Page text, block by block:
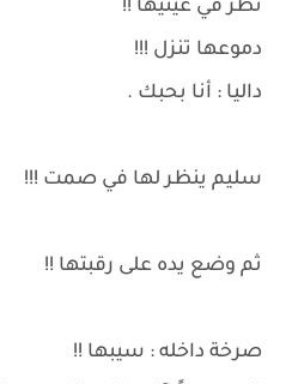
نظر في عينيها !!
دموعها تنزل !!!
داليا : أنا بحبك .
سليم ينظر لها في صمت !!!
ثم وضع يده على رقبتها !!
صرخة داخله : سيبها !!